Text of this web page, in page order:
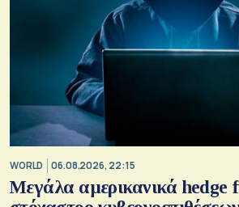
WORLD 06.08.2026, 22:15
Μεγάλα αμερικανικά hedge